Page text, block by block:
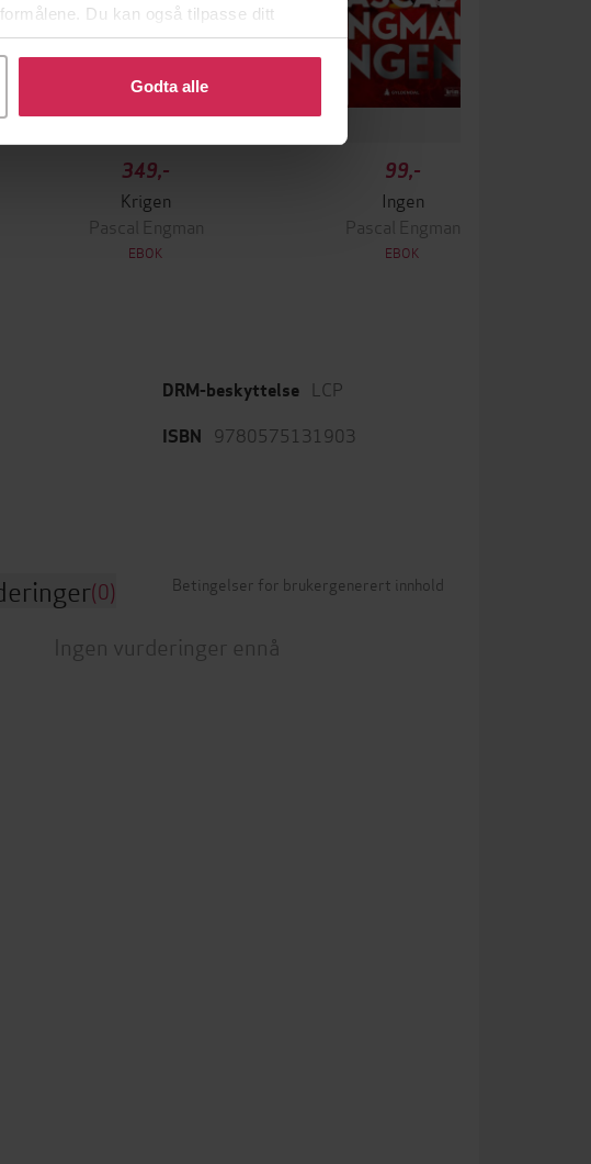
Du kan også tilpasse ditt
tilbake eller endre ditt samtykke.
Godta alle
349,-
Krigen
Pascal Engman
EBOK
99,-
Ingen
Pascal Engman
EBOK
DRM-beskyttelse LCP
ISBN 9780575131903
(0) Betingelser for brukergenerert innhold
Ingen vurderinger ennå